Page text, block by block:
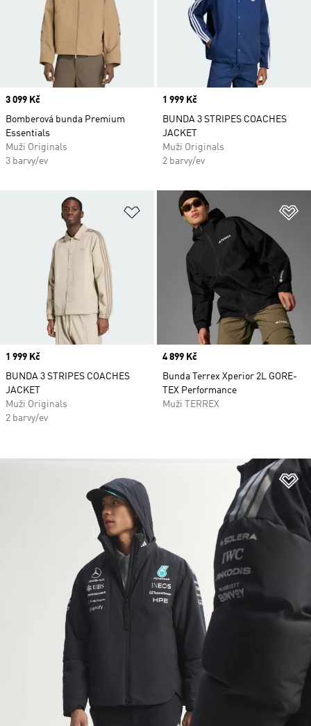
Price
3 099 Kč
Bomberová bunda Premium
Essentials
Muži Originals
3 barvy/ev
Price
1 999 Kč
BUNDA 3 STRIPES COACHES
JACKET
Muži Originals
2 barvy/ev
Přidat do seznamu přání
Price
1 999 Kč
BUNDA 3 STRIPES COACHES
JACKET
Muži Originals
2 barvy/ev
Price
4 899 Kč
Bunda Terrex Xperior 2L GORE-
TEX Performance
Muži TERREX